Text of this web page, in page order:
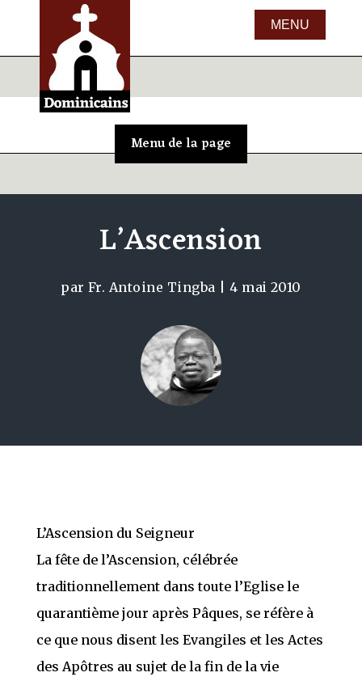
L’Ascension
par Fr. Antoine Tingba |4 mai 2010
L’Ascension du Seigneur
La fête de l’Ascension, célébrée
traditionnellement dans toute l’Eglise le
quarantième jour après Pâques, se réfère à
ce que nous disent les Evangiles et les Actes
des Apôtres au sujet de la fin de la vie